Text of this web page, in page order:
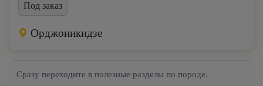
Под заказ
Орджоникидзе
Сразу переходите в полезные разделы по породе.